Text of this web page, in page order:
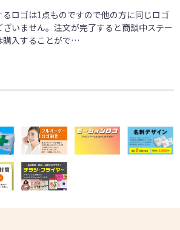
ロゴは1点ものですので他の方に同じロゴ
いません。注文が完了すると商談中ステー
購入することがで…